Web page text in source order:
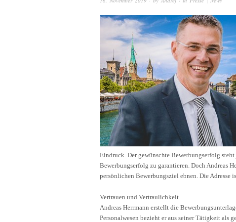
Eindruck. Der gewünschte Bewerbungserfolg
Bewerbungserfolg zu garantieren. Doch Andreas
persönlichen Bewerbungsziel ebnen. Die Adresse
Vertrauen und Vertraulichkeit
Andreas Herrmann erstellt die
Personalwesen bezieht er aus seiner Tätigkeit als